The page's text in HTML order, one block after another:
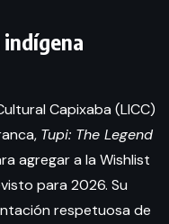
indígena
Capixaba (LICC)
Tupi: The Legend
agregar a la Wishlist
para 2026. Su
respetuosa de